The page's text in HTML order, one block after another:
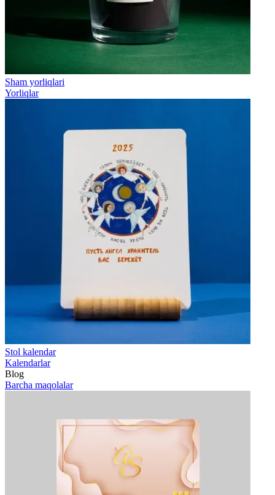
Sham yorliqlari
Yorliqlar
Stol kalendar
Kalendarlar
Blog
Barcha maqolalar